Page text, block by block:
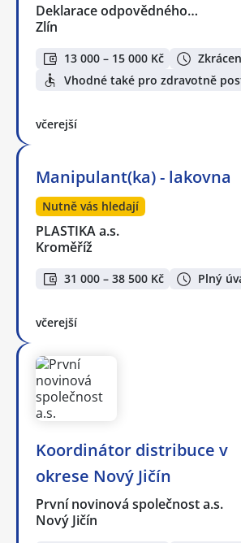
Deklarace odpovědného…
Zlín
13 000 – 15 000 Kč
Vhodné také pro zdravotně
včerejší
Manipulant(ka) - lakovna
Nutně vás hledají
PLASTIKA a.s.
Kroměříž
31 000 – 38 500 Kč Plný
včerejší
Koordinátor distribuce v
okrese Nový Jičín
První novinová společnost a.s.
Nový Jičín